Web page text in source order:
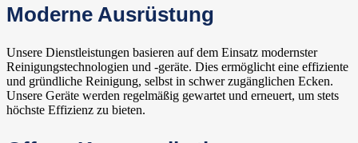
Moderne Ausrüstung
Unsere Dienstleistungen basieren auf dem Einsatz modernster
Reinigungstechnologien und -geräte. Dies ermöglicht eine effiziente
und gründliche Reinigung, selbst in schwer zugänglichen Ecken.
Unsere Geräte werden regelmäßig gewartet und erneuert, um stets
höchste Effizienz zu bieten.